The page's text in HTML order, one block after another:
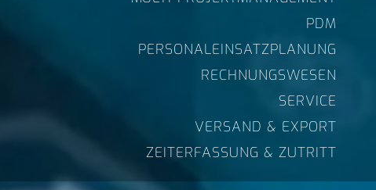
PDM
PERSONALEINSATZPLANUNG
RECHNUNGSWESEN
SERVICE
VERSAND & EXPORT
ZEITERFASSUNG & ZUTRITT